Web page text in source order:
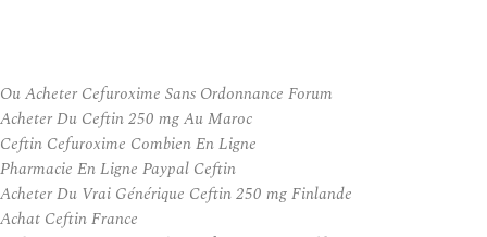
Ou Acheter Cefuroxime Sans Ordonnance Forum
Acheter Du Ceftin 250 mg Au Maroc
Ceftin Cefuroxime Combien En Ligne
Pharmacie En Ligne Paypal Ceftin
Acheter Du Vrai Générique Ceftin 250 mg Finlande
Achat Ceftin France